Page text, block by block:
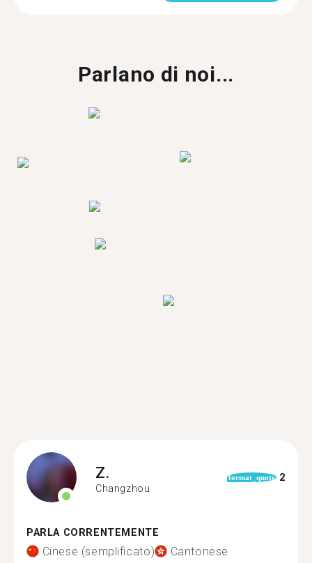
Parlano di noi...
Z.
Changzhou
format_quote 2
PARLA CORRENTEMENTE
Cinese (semplificato) Cantonese